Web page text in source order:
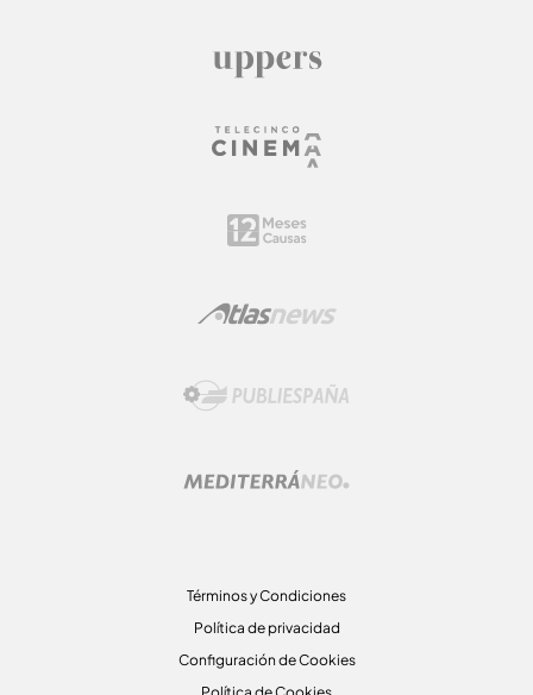
Términos y Condiciones
Política de privacidad
Configuración de Cookies